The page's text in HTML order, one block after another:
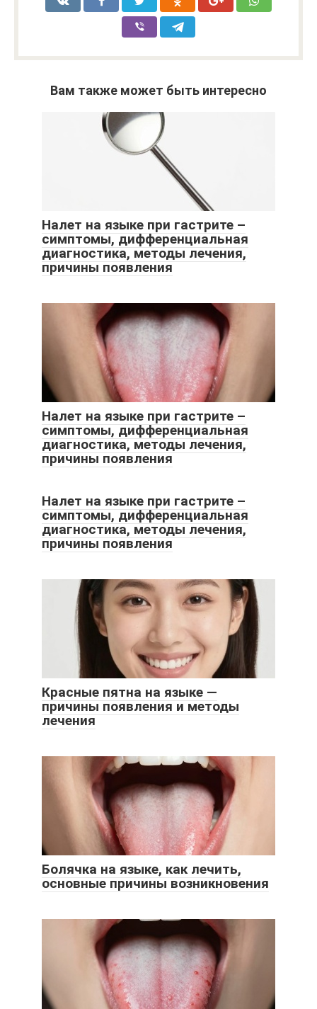
Вам также может быть интересно
Налет на языке при гастрите –
симптомы, дифференциальная
диагностика, методы лечения,
причины появления
Налет на языке при гастрите –
симптомы, дифференциальная
диагностика, методы лечения,
причины появления
Налет на языке при гастрите –
симптомы, дифференциальная
диагностика, методы лечения,
причины появления
Красные пятна на языке —
причины появления и методы
лечения
Болячка на языке, как лечить,
основные причины возникновения